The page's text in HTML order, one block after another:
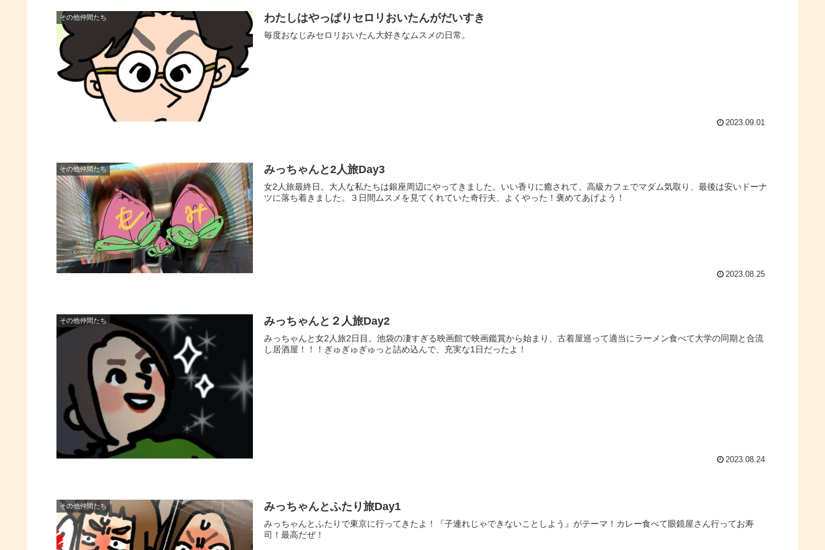
その他仲間たち わたしはやっぱりセロリおいたんがだいすき
毎度おなじみセロリおいたん大好きなムスメの日常。
2023.09.01
その他仲間たち みっちゃんと2人旅Day3
女2人旅最終日。大人な私たちは銀座周辺にやってきました。いい香りに癒されて、高級カフェでマダム気取り、最後は安いドーナ
ツに落ち着きました。３日間ムスメを見てくれていた奇行夫、よくやった！褒めてあげよう！
2023.08.25
その他仲間たち みっちゃんと２人旅Day2
みっちゃんと女2人旅2日目。池袋の凄すぎる映画館で映画鑑賞から始まり、古着屋巡って適当にラーメン食べて大学の同期と合流
し居酒屋！！！ぎゅぎゅぎゅっと詰め込んで、充実な1日だったよ！
2023.08.24
その他仲間たち みっちゃんとふたり旅Day1
みっちゃんとふたりで東京に行ってきたよ！『子連れじゃできないことしよう』がテーマ！カレー食べて眼鏡屋さん行ってお寿
司！最高だぜ！